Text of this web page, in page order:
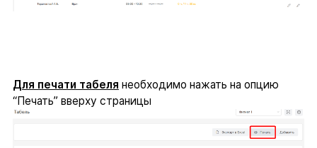
Для печати табеля необходимо нажать на опцию
“Печать” вверху страницы